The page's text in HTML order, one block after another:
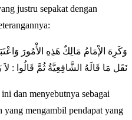
justru sepakat dengan
وَكَرِهَ الإْمَامُ مَالِكٌ هَذِهِ الأْمُورَ
نَقَل مَا قَالَهُ الشَّافِعِيَّةُ ثُمَّ قَالُوا :
dan menyebutnya sebagai
mengambil pendapat yang